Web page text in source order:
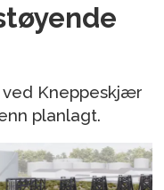
Kneppeskjær
planlagt.